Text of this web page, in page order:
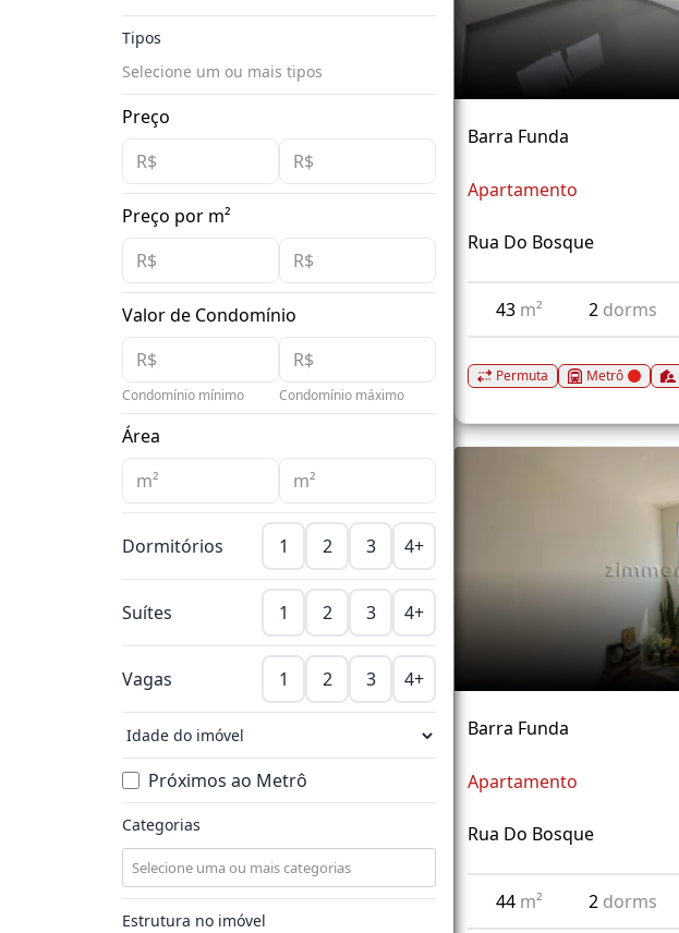
Tipos
Selecione um ou mais tipos
Preço
Preço por m²
Valor de Condomínio
Condomínio mínimo Condomínio máximo
Área
Dormitórios 1 2 3 4+
Suítes 1 2 3 4+
Vagas 1 2 3 4+
Próximos ao Metrô
Categorias
Estrutura no imóvel
Barra Funda
Apartamento
Rua Do Bosque
43 m² 2 dorms
Permuta Metrô
Barra Funda
Apartamento
Rua Do Bosque
44 m² 2 dorms